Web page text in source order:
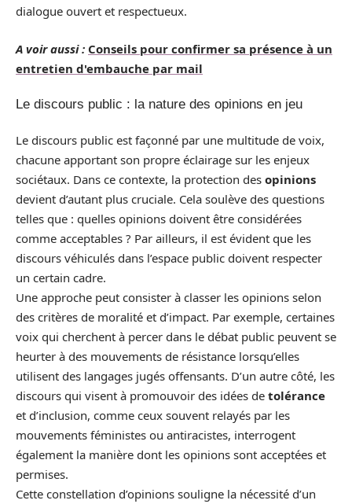
dialogue ouvert et respectueux.
A voir aussi : Conseils pour confirmer sa présence à un
entretien d'embauche par mail
Le discours public : la nature des opinions en jeu
Le discours public est façonné par une multitude de voix,
chacune apportant son propre éclairage sur les enjeux
sociétaux. Dans ce contexte, la protection des opinions
devient d’autant plus cruciale. Cela soulève des questions
telles que : quelles opinions doivent être considérées
comme acceptables ? Par ailleurs, il est évident que les
discours véhiculés dans l’espace public doivent respecter
un certain cadre.
Une approche peut consister à classer les opinions selon
des critères de moralité et d’impact. Par exemple, certaines
voix qui cherchent à percer dans le débat public peuvent se
heurter à des mouvements de résistance lorsqu’elles
utilisent des langages jugés offensants. D’un autre côté, les
discours qui visent à promouvoir des idées de tolérance
et d’inclusion, comme ceux souvent relayés par les
mouvements féministes ou antiracistes, interrogent
également la manière dont les opinions sont acceptées et
permises.
Cette constellation d’opinions souligne la nécessité d’un